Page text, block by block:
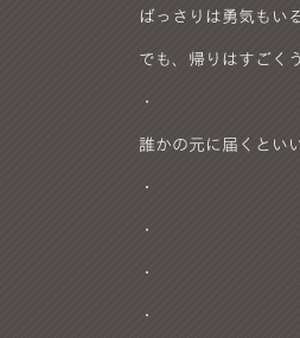
ばっさりは勇気もい
でも、帰りはすごく
・
誰かの元に届くとい
・
・
・
・